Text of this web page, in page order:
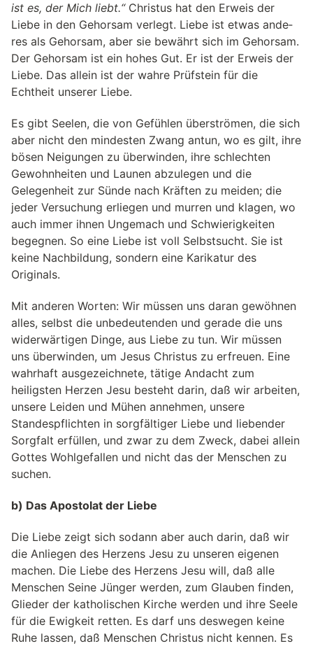
ist es, der Mich liebt.“Christus hat den Erweis der
Liebe in den Gehor­sam ver­legt. Liebe ist etwas ande­
res als Gehor­sam, aber sie bewährt sich im Gehor­sam.
Der Gehor­sam ist ein hohes Gut. Er ist der Erweis der
Liebe. Das allein ist der wahre Prüfstein für die
Echtheit unserer Liebe.
Es gibt Seelen, die von Gefühlen überströmen, die sich
aber nicht den mindesten Zwang antun, wo es gilt, ihre
bösen Neigungen zu überwinden, ihre schlechten
Gewohnheiten und Launen abzulegen und die
Gelegenheit zur Sünde nach Kräften zu meiden; die
jeder Versuchung erliegen und murren und klagen, wo
auch immer ihnen Ungemach und Schwierigkeiten
begegnen. So eine Liebe ist voll Selbstsucht. Sie ist
keine Nachbildung, sondern eine Karikatur des
Originals.
Mit anderen Worten: Wir müssen uns daran gewöhnen
alles, selbst die unbedeutenden und gerade die uns
widerwärtigen Dinge, aus Liebe zu tun. Wir müssen
uns überwinden, um Jesus Christus zu erfreuen. Eine
wahrhaft ausgezeichnete, tätige Andacht zum
heiligsten Herzen Jesu besteht darin, daß wir arbeiten,
unsere Leiden und Mühen annehmen, unsere
Standespflichten in sorgfältiger Liebe und liebender
Sorgfalt erfüllen, und zwar zu dem Zweck, dabei allein
Gottes Wohlgefallen und nicht das der Menschen zu
suchen.
b) Das Apostolat der Liebe
Die Liebe zeigt sich sodann aber auch darin, daß wir
die Anlie­gen des Her­zens Jesu zu unse­ren eige­nen
machen. Die Liebe des Herzens Jesu will, daß alle
Men­schen Seine Jün­ger wer­den, zum Glau­ben fin­den,
Glieder der katholischen Kirche werden und ihre Seele
für die Ewigkeit retten. Es darf uns des­we­gen keine
Ruhe las­sen, daß Men­schen Chris­tus nicht ken­nen. Es